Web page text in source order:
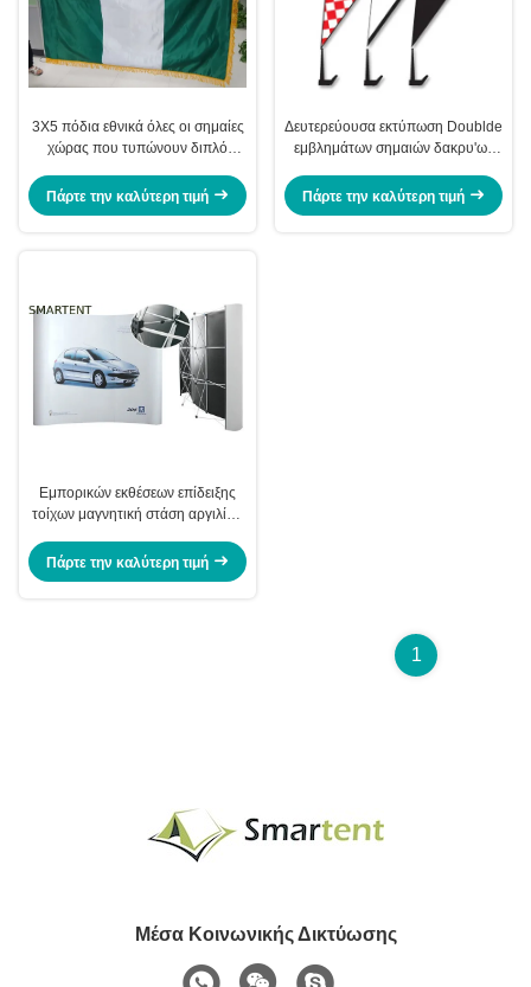
3X5 πόδια εθνικά όλες οι σημαίες
χώρας που τυπώνουν διπλό
Πάρτε την καλύτερη τιμή
Δευτερεύουσα εκτύπωση Doublde
εμβλημάτων σημαιών δακρυ'ων
πολυεστέρα προωθητική
Πάρτε την καλύτερη τιμή
Εμπορικών εκθέσεων επίδειξης
τοίχων μαγνητική στάση αργιλίου
επάνω
Πάρτε την καλύτερη τιμή
1
Μέσα Κοινωνικής Δικτύωσης